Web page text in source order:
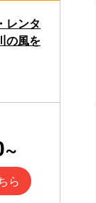
レンタ
の風を
ら